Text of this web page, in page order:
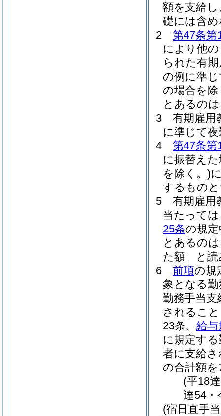
額を支給し
礎には含
2
第47条第
により他
られた有
の例に準
の場合を除
とあるの
3
有期雇用
に準じて
4
第47条第
に振替え
を除く。)
するもの
5
有期雇用
当たって
25条の規
とあるの
た額」と
6
前項の規
象となる
勤務手当支
されるこ
23条、 給与
に規定す
者に支給
の合計額
(平18
達54・
(宿日直手